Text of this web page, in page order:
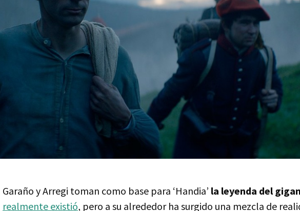
Garaño y Arregi toman como base para ‘Handia’ la leyenda del
realmente existió, pero a su alrededor ha surgido una mezcla de